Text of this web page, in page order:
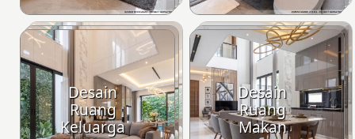
Desain
Ruang
Keluarga
Desain
Ruang
Makan